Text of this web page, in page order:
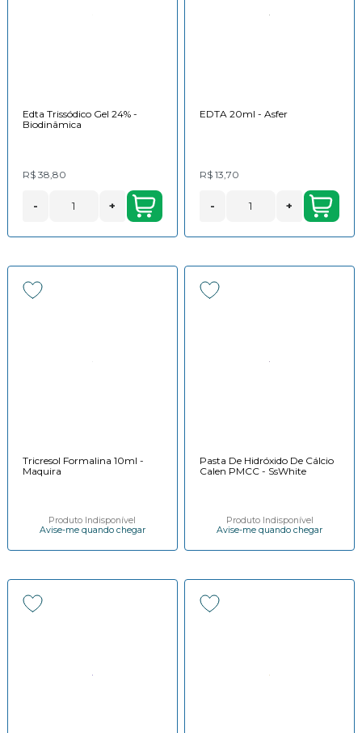
Edta Trissódico Gel 24% -
Biodinâmica
R$ 38,80
- +
EDTA 20ml - Asfer
R$ 13,70
- +
Tricresol Formalina 10ml -
Maquira
Produto Indisponível
Avise-me quando chegar
Pasta De Hidróxido De Cálcio
Calen PMCC - SsWhite
Produto Indisponível
Avise-me quando chegar